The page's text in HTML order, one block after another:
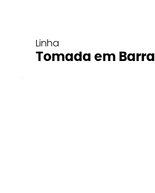
Linha
Tomada em Barra